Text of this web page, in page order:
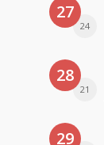
27
24
28
21
29